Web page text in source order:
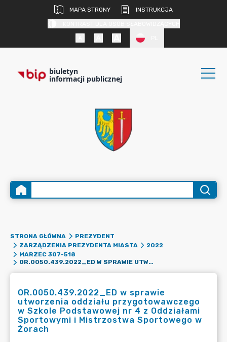
MAPA STRONY
INSTRUKCJA
biuletyn
informacji publicznej
STRONA GŁÓWNA
PREZYDENT
ZARZĄDZENIA PREZYDENTA MIASTA
2022
MARZEC 307-518
OR.0050.439.2022_ED W SPRAWIE UTWORZENIA ODDZIAŁU PRZYGOTOWAWCZEGO W SZKOLE PODSTAWOWEJ NR 4 Z ODDZIAŁAMI SPORTOWYMI I MISTRZOSTWA SPORTOWEGO W ŻORACH
OR.0050.439.2022_ED w sprawie
utworzenia oddziału przygotowawczego
w Szkole Podstawowej nr 4 z Oddziałami
Sportowymi i Mistrzostwa Sportowego w
Żorach